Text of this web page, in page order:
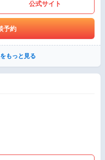
公式サイト
予約
もっと見る